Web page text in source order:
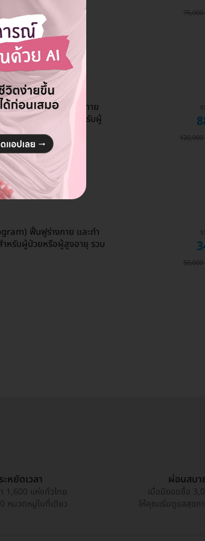
75,000
Program) ฟื้นฟูร่างกาย
นักกายภาพบำบัด สำหรับผู้
า 1 เดือน
120,000
ฟื้นฟูร่างกาย และทำ
หรับผู้ป่วยหรือผู้สูงอายุ รวม
50,000
หยัดเวลา
1,600 แห่งทั่วไทย
หมวดหมู่ในที่เดียว
ผ่อนสบา
เมื่อมียอดซื้อ
ให้คุณเริ่มดูแลสุขภ